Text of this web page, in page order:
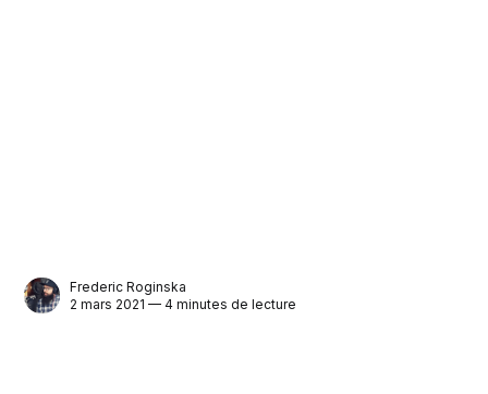
Frederic Roginska
2 mars 2021 — 4 minutes de lecture